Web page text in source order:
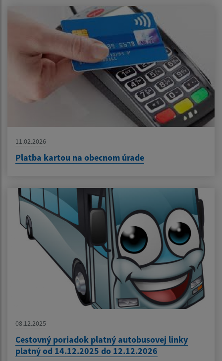
11.02.2026
Platba kartou na obecnom úrade
08.12.2025
Cestovný poriadok platný autobusovej linky
platný od 14.12.2025 do 12.12.2026